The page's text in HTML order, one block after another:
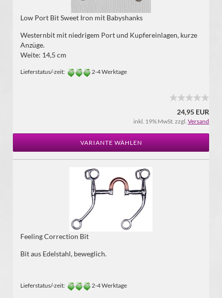
Low Port Bit Sweet Iron mit Babyshanks
Westernbit mit niedrigem Port und Kupfereinlagen, kurze
Anzüge.
Weite: 14,5 cm
Lieferstatus/-zeit: 2-4 Werktage
24,95 EUR
inkl. 19% MwSt. zzgl. Versand
VARIANTE WÄHLEN
Feeling Correction Bit
Bit aus Edelstahl, beweglich.
Lieferstatus/-zeit: 2-4 Werktage